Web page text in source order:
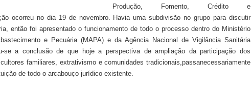
Produção, Fomento, Crédito e
ocorreu no dia 19 de novembro. Havia uma subdivisão no grupo para discutir
então foi apresentado o funcionamento de todo o processo dentro do Ministério
e Pecuária (MAPA) e da Agência Nacional de Vigilância Sanitária
se a conclusão de que hoje a perspectiva de ampliação da participação dos
familiares, extrativismo e comunidades tradicionais,passanecessariamente
de todo o arcabouço jurídico existente.